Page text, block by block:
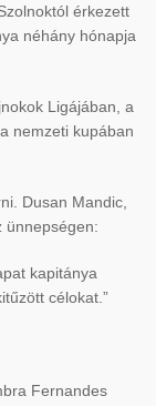
érkezett
néhány hónapja
Ligájában, a
nemzeti kupában
Dusan Mandic,
ünnepségen:
kapitánya
célokat.”
Fernandes